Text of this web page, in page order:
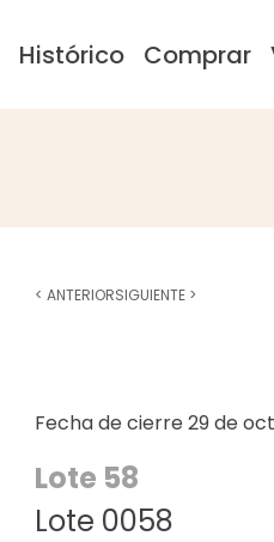
Histórico Comprar
Fecha de cierre 29 de
Lote 58
Lote 0058
< ANTERIORSIGUIENTE >